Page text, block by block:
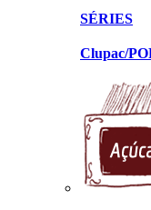
SÉRIES
Clupac/